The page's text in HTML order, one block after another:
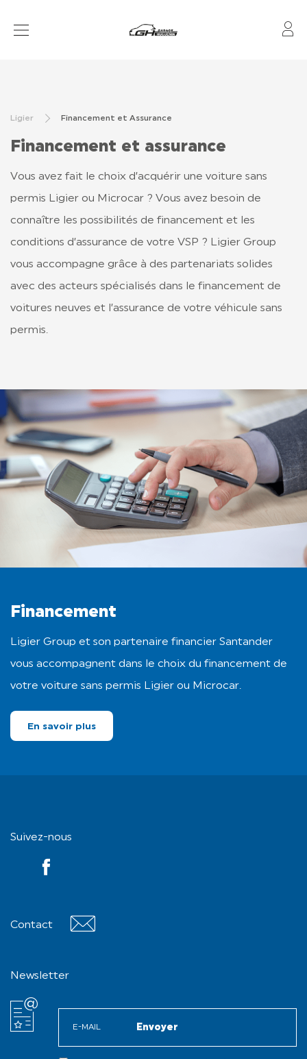
APRÈS-VENTE
FINANCEMENT & ASSURANCE
CONTACT
LIGIER GROUP
Ligier Financement et Assurance
Financement et assurance
Vous avez fait le choix d’acquérir une voiture sans
permis Ligier ou Microcar ? Vous avez besoin de
connaître les possibilités de financement et les
conditions d’assurance de votre VSP ? Ligier Group
vous accompagne grâce à des partenariats solides
avec des acteurs spécialisés dans le financement de
voitures neuves et l’assurance de votre véhicule sans
permis.
Financement
Ligier Group et son partenaire financier Santander
vous accompagnent dans le choix du financement de
votre voiture sans permis Ligier ou Microcar.
En savoir plus
Suivez-nous
YouTube
Contact
Newsletter